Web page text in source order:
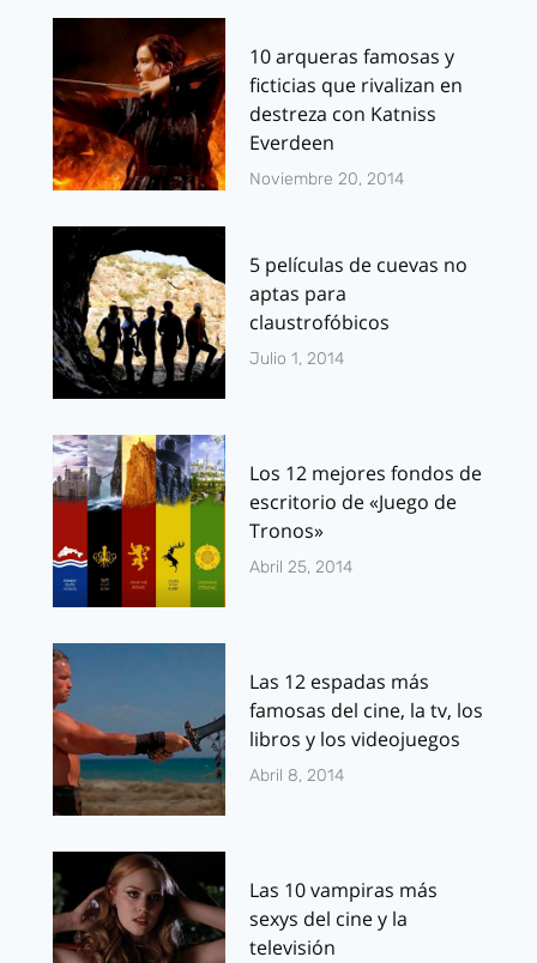
10 arqueras famosas y
ficticias que rivalizan en
destreza con Katniss
Everdeen
Noviembre 20, 2014
5 películas de cuevas no
aptas para
claustrofóbicos
Julio 1, 2014
Los 12 mejores fondos de
escritorio de «Juego de
Tronos»
Abril 25, 2014
Las 12 espadas más
famosas del cine, la tv, los
libros y los videojuegos
Abril 8, 2014
Las 10 vampiras más
sexys del cine y la
televisión